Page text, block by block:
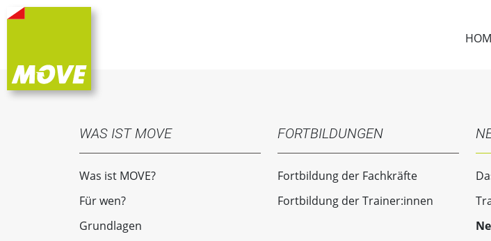
WAS IST MOVE
Was ist MOVE?
Für wen?
Grundlagen
FORTBILDUNGEN
Fortbildung der Fachkräfte
Fortbildung der Trainer:innen